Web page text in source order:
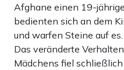
Afghane einen 19-
bedienten sich an dem
und warfen Steine auf es.
Das veränderte
Mädchens fiel